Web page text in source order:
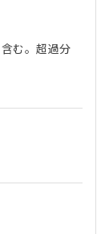
む。超過分